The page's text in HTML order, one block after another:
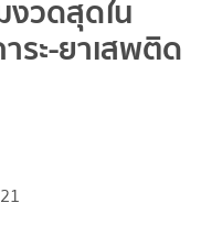
งวดสุดใน
ระ-ยาเสพติด